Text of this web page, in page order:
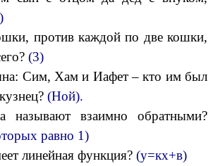
против каждой по две кошки,
(3)
Сим, Хам и Иафет – кто им был
(Ной).
называют взаимно обратными?
равно 1)
линейная функция? (у=кх+в)